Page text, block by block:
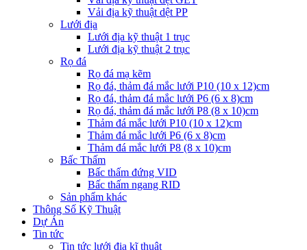
Vải địa kỹ thuật dệt PP
Lưới địa
Lưới địa kỹ thuật 1 trục
Lưới địa kỹ thuật 2 trục
Rọ đá
Rọ đá mạ kẽm
Rọ đá, thảm đá mắc lưới P10 (10 x 12)cm
Rọ đá, thảm đá mắc lưới P6 (6 x 8)cm
Rọ đá, thảm đá mắc lưới P8 (8 x 10)cm
Thảm đá mắc lưới P10 (10 x 12)cm
Thảm đá mắc lưới P6 (6 x 8)cm
Thảm đá mắc lưới P8 (8 x 10)cm
Bấc Thấm
Bấc thấm đứng VID
Bấc thấm ngang RID
Sản phẩm khác
Thông Số Kỹ Thuật
Dự Án
Tin tức
Tin tức lưới địa kĩ thuật